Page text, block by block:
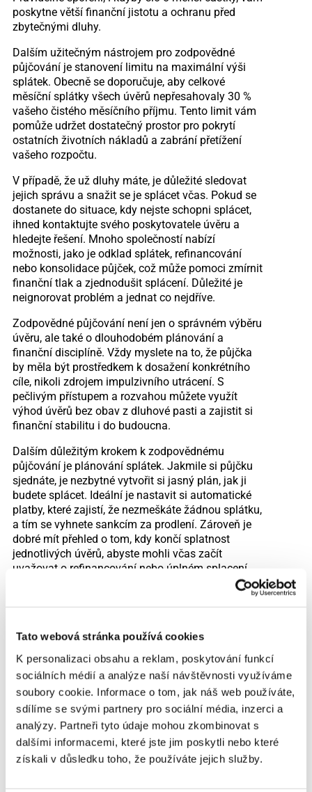
Tato webová stránka používá cookies
K personalizaci obsahu a reklam, poskytování funkcí
sociálních médií a analýze naší návštěvnosti využíváme
soubory cookie. Informace o tom, jak náš web používáte,
sdílíme se svými partnery pro sociální média, inzerci a
analýzy. Partneři tyto údaje mohou zkombinovat s
dalšími informacemi, které jste jim poskytli nebo které
získali v důsledku toho, že používáte jejich služby.
poskytne větší finanční jistotu a ochranu před
zbytečnými dluhy.
Dalším užitečným nástrojem pro zodpovědné
půjčování je stanovení limitu na maximální výši
splátek. Obecně se doporučuje, aby celkové
měsíční splátky všech úvěrů nepřesahovaly 30 %
vašeho čistého měsíčního příjmu. Tento limit vám
pomůže udržet dostatečný prostor pro pokrytí
ostatních životních nákladů a zabrání přetížení
vašeho rozpočtu.
V případě, že už dluhy máte, je důležité sledovat
jejich správu a snažit se je splácet včas. Pokud se
dostanete do situace, kdy nejste schopni splácet,
ihned kontaktujte svého poskytovatele úvěru a
hledejte řešení. Mnoho společností nabízí
možnosti, jako je odklad splátek, refinancování
nebo konsolidace půjček, což může pomoci zmírnit
finanční tlak a zjednodušit splácení. Důležité je
neignorovat problém a jednat co nejdříve.
Zodpovědné půjčování není jen o správném výběru
úvěru, ale také o dlouhodobém plánování a
finanční disciplíně. Vždy myslete na to, že půjčka
by měla být prostředkem k dosažení konkrétního
cíle, nikoli zdrojem impulzivního utrácení. S
pečlivým přístupem a rozvahou můžete využít
výhod úvěrů bez obav z dluhové pasti a zajistit si
finanční stabilitu i do budoucna.
Dalším důležitým krokem k zodpovědnému
půjčování je plánování splátek. Jakmile si půjčku
sjednáte, je nezbytné vytvořit si jasný plán, jak ji
budete splácet. Ideální je nastavit si automatické
platby, které zajistí, že nezmeškáte žádnou splátku,
a tím se vyhnete sankcím za prodlení. Zároveň je
dobré mít přehled o tom, kdy končí splatnost
jednotlivých úvěrů, abyste mohli včas začít
uvažovat o refinancování nebo úplném splacení.
správného řízení půjček, ale také zlepšení finanční
principům financí – jako je složené úročení, RPSN
nebo rozdíl mezi fixní a variabilní sazbou – tím
lépe dokážete odhadnout, co je pro vás výhodné.
Investujte čas do vzdělávání, čtěte odborné články,
sledujte webináře nebo využívejte bezplatné
poradenské služby, které vám pomohou lépe
porozumět vašim možnostem.
Nezapomínejte ani na význam rezervy při
zvažování dlouhodobých závazků, jako jsou